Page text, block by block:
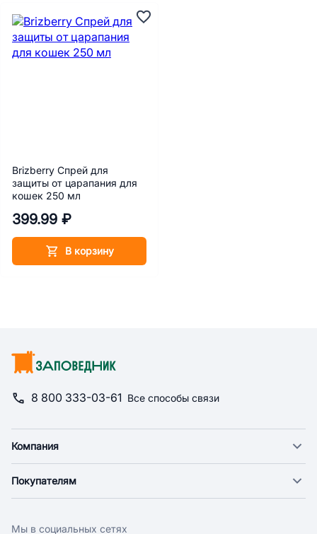
Brizberry Спрей для
защиты от царапания для
кошек 250 мл
399.99 ₽
В корзину
8 800 333-03-61 Все способы связи
Компания
Новости
Поставщикам
Покупателям
Оплата
Мы в социальных сетях